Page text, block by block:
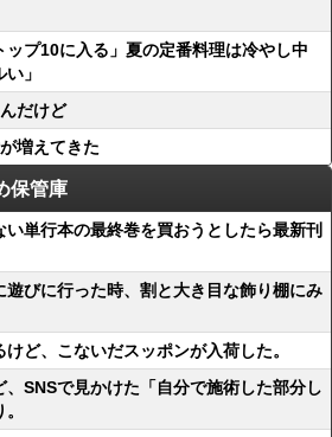
ップ10に入る」夏の定番料理は冷やし中
」
だけど
増えてきた
保管庫
単行本の最終巻を買おうとしたら最新刊
びに行った時、割と大き目な飾り棚にみ
ど、こないだスッポンが入荷した。
、SNSで見かけた「自分で施術した部分し